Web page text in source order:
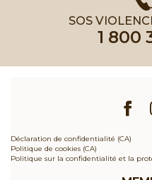
SOS
1 800
Déclaration de confidentialité (CA)
Politique de cookies (CA)
Politique sur la confidentialité et la